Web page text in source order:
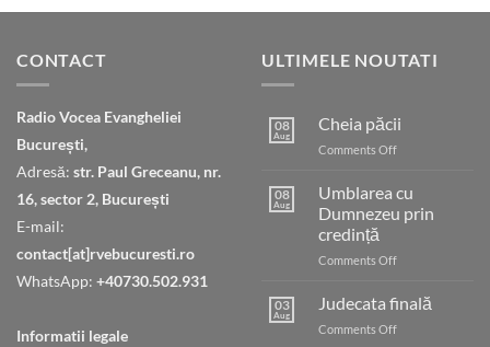
CONTACT
Radio Vocea Evangheliei
București,
Adresă: str. Paul Greceanu, nr.
16, sector 2, București
E-mail:
contact[at]rvebucuresti.ro
WhatsApp: +40730.502.931
Informatii legale
ULTIMELE NOUTATI
08
Aug
Cheia păcii
Comments Offon
08
Aug
Umblarea cu
Dumnezeu prin
credință
Comments Offon
cu
Dumnezeu
prin
03
Aug
Judecata finală
Comments Offon